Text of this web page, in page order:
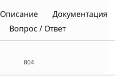
Описание
Документация
Вопрос / Ответ
804